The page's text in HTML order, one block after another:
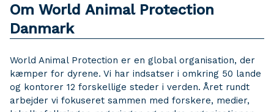
Om World Animal Protection
Danmark
World Animal Protection er en global organisation, der
kæmper for dyrene. Vi har indsatser i omkring 50 lande
og kontorer 12 forskellige steder i verden. Året rundt
arbejder vi fokuseret sammen med forskere, medier,